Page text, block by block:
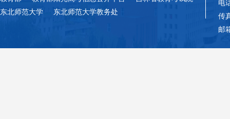
东北师范大学
东北师范大学教务处
电
传
邮